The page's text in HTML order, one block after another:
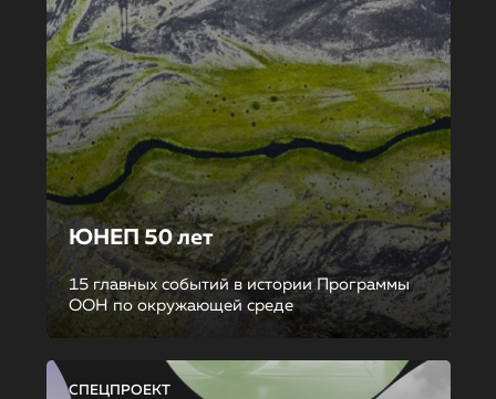
ЮНЕП 50 лет
15 главных событий в истории Программы
ООН по окружающей среде
СПЕЦПРОЕКТ